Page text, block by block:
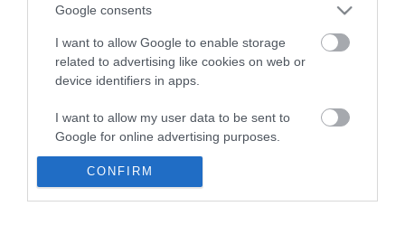
Google consents
I want to allow Google to enable storage
related to advertising like cookies on web or
device identifiers in apps.
I want to allow my user data to be sent to
Google for online advertising purposes.
I want to allow Google to send me
personalized advertising.
CONFIRM
Az Egri vár legmagasabb pontján, a délkeleti ágyúdombon - a
helyreállításokhoz kapcsolódó régészeti kutatás során - egy
bronzból öntött ostromágyú került elő - adta közre a Dobó István
Vármúzeum...